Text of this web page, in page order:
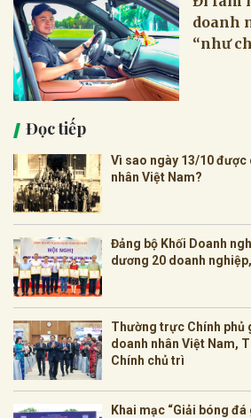
doanh
“như
Đọc tiếp
Vì sao ngày 13/10 được
nhân Việt Nam?
Đảng bộ Khối Doanh
dương 20 doanh
Thường trực Chính phủ
doanh nhân Việt Nam,
Chính chủ trì
Khai mạc “Giải bóng